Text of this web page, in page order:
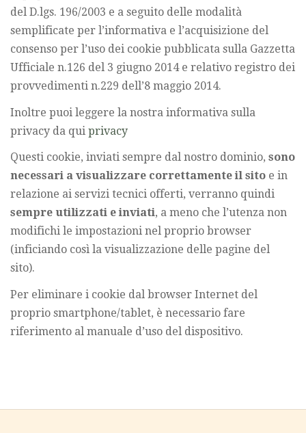
del D.lgs. 196/2003 e a seguito delle modalità
semplificate per l’informativa e l’acquisizione del
consenso per l’uso dei cookie pubblicata sulla Gazzetta
Ufficiale n.126 del 3 giugno 2014 e relativo registro dei
provvedimenti n.229 dell’8 maggio 2014.
Inoltre puoi leggere la nostra informativa sulla
privacy da qui privacy
Questi cookie, inviati sempre dal nostro dominio, sono
necessari a visualizzare correttamente il sito e in
relazione ai servizi tecnici offerti, verranno quindi
sempre utilizzati e inviati, a meno che l’utenza non
modifichi le impostazioni nel proprio browser
(inficiando così la visualizzazione delle pagine del
sito).
Per eliminare i cookie dal browser Internet del
proprio smartphone/tablet, è necessario fare
riferimento al manuale d’uso del dispositivo.